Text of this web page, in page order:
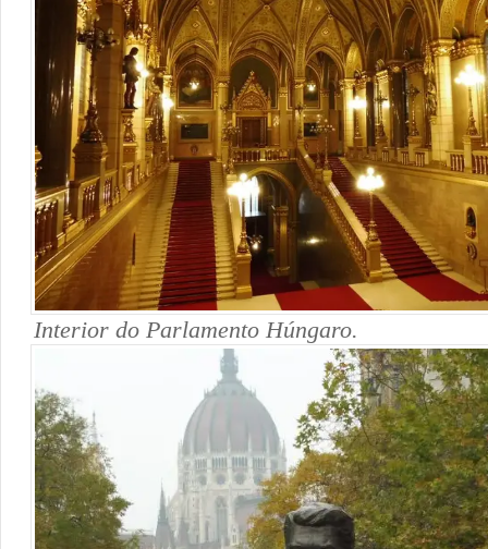
Interior do Parlamento Húngaro.